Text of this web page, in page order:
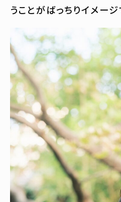
うことがばっちりイメージ